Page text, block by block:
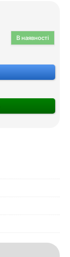
В наявності